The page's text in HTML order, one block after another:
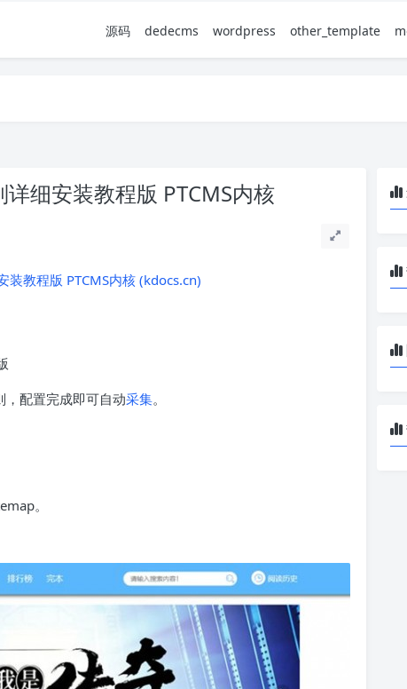
源码 dedecms wordpress other_template
细安装教程版 PTCMS内核
装教程版 PTCMS内核 (kdocs.cn)
，配置完成即可自动采集。
。